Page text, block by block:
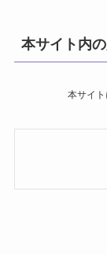
本サイト内
本サイ